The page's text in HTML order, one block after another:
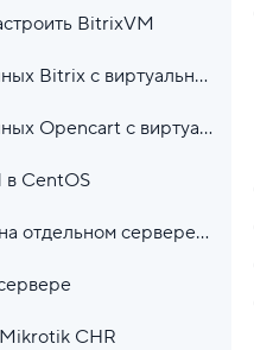
BitrixVM
Миграция базы данных Bitrix с виртуального хостинга в облако
Миграция базы данных Opencart с виртуального хостинга в облако
в CentOS
Настройка MySQL на отдельном сервере с локальной сетью VPS
CHR